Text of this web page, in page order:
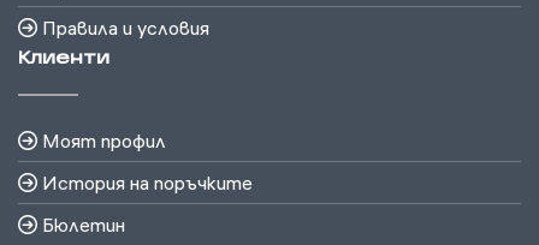
Правила и условия
Клиенти
Моят профил
История на поръчките
Бюлетин